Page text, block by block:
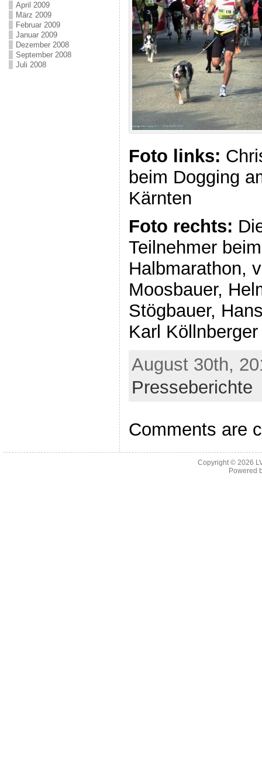
April 2009
März 2009
Februar 2009
Januar 2009
Dezember 2008
September 2008
Juli 2008
Foto links:
beim Dogging
Kärnten
Foto rechts:
Teilnehmer
Halbmarathon,
Moosbauer,
Stögbauer,
Karl Köllnberger
August 30th,
Presseberichte
Comments are
Copyright © 2026
Powered